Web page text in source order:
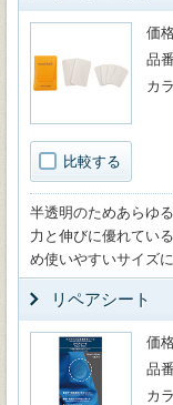
比較する
価
品番
カ
半透明のためあらゆ
力と伸びに優れてい
め使いやすいサイズ
リペアシート
価
品番
カ